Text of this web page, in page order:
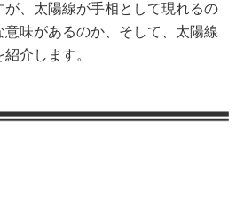
、太陽線が手相として現れるの
味があるのか、そして、太陽線
介します。